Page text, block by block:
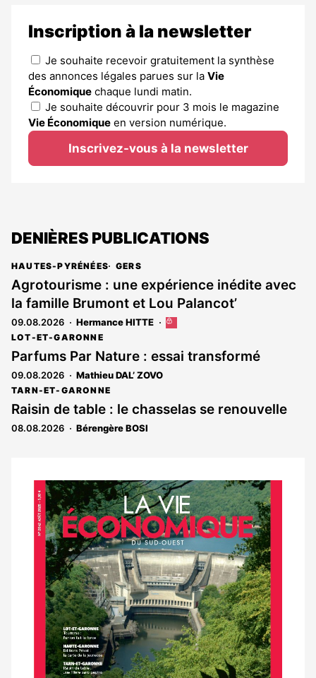
Inscription à la newsletter
Je souhaite recevoir gratuitement la synthèse
des annonces légales parues sur la Vie
Économique chaque lundi matin.
Je souhaite découvrir pour 3 mois le magazine
Vie Économique en version numérique.
Inscrivez-vous à la newsletter
DENIÈRES PUBLICATIONS
HAUTES-PYRÉNÉES GERS
Agrotourisme : une expérience inédite avec
la famille Brumont et Lou Palancot’
09.08.2026 Hermance HITTE
Cet
réservé
LOT-ET-GARONNE
Parfums Par Nature : essai transformé
09.08.2026 Mathieu DAL’ ZOVO
TARN-ET-GARONNE
Raisin de table : le chasselas se renouvelle
08.08.2026 Bérengère BOSI
Notre
dernier
magazine